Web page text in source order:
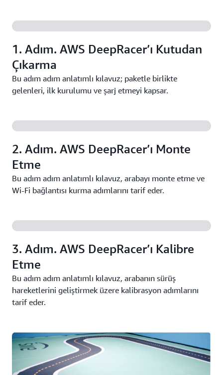
1. Adım. AWS DeepRacer’ı Kutudan
Çıkarma
Bu adım adım anlatımlı kılavuz; paketle birlikte
gelenleri, ilk kurulumu ve şarj etmeyi kapsar.
2. Adım. AWS DeepRacer’ı Monte
Etme
Bu adım adım anlatımlı kılavuz, arabayı monte etme ve
Wi-Fi bağlantısı kurma adımlarını tarif eder.
3. Adım. AWS DeepRacer’ı Kalibre
Etme
Bu adım adım anlatımlı kılavuz, arabanın sürüş
hareketlerini geliştirmek üzere kalibrasyon adımlarını
tarif eder.